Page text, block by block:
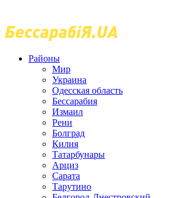
Районы
Мир
Украина
Одесская область
Бессарабия
Измаил
Рени
Болград
Килия
Татарбунары
Арциз
Сарата
Тарутино